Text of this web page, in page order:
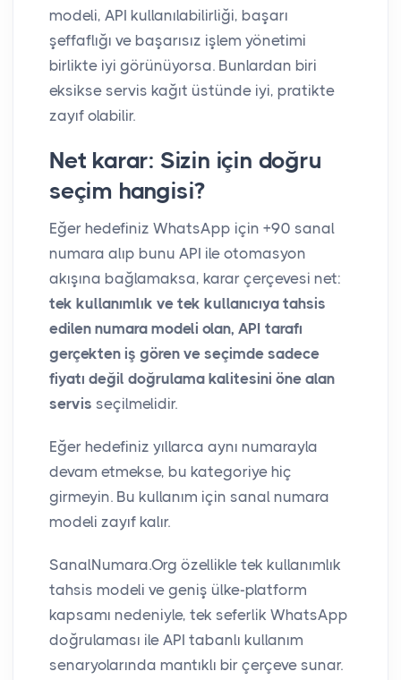
modeli, API kullanılabilirliği, başarı
şeffaflığı ve başarısız işlem yönetimi
birlikte iyi görünüyorsa. Bunlardan biri
eksikse servis kağıt üstünde iyi, pratikte
zayıf olabilir.
Net karar: Sizin için doğru
seçim hangisi?
Eğer hedefiniz WhatsApp için +90 sanal
numara alıp bunu API ile otomasyon
akışına bağlamaksa, karar çerçevesi net:
tek kullanımlık ve tek kullanıcıya tahsis
edilen numara modeli olan, API tarafı
gerçekten iş gören ve seçimde sadece
fiyatı değil doğrulama kalitesini öne alan
servis seçilmelidir.
Eğer hedefiniz yıllarca aynı numarayla
devam etmekse, bu kategoriye hiç
girmeyin. Bu kullanım için sanal numara
modeli zayıf kalır.
SanalNumara.Org özellikle tek kullanımlık
tahsis modeli ve geniş ülke-platform
kapsamı nedeniyle, tek seferlik WhatsApp
doğrulaması ile API tabanlı kullanım
senaryolarında mantıklı bir çerçeve sunar.